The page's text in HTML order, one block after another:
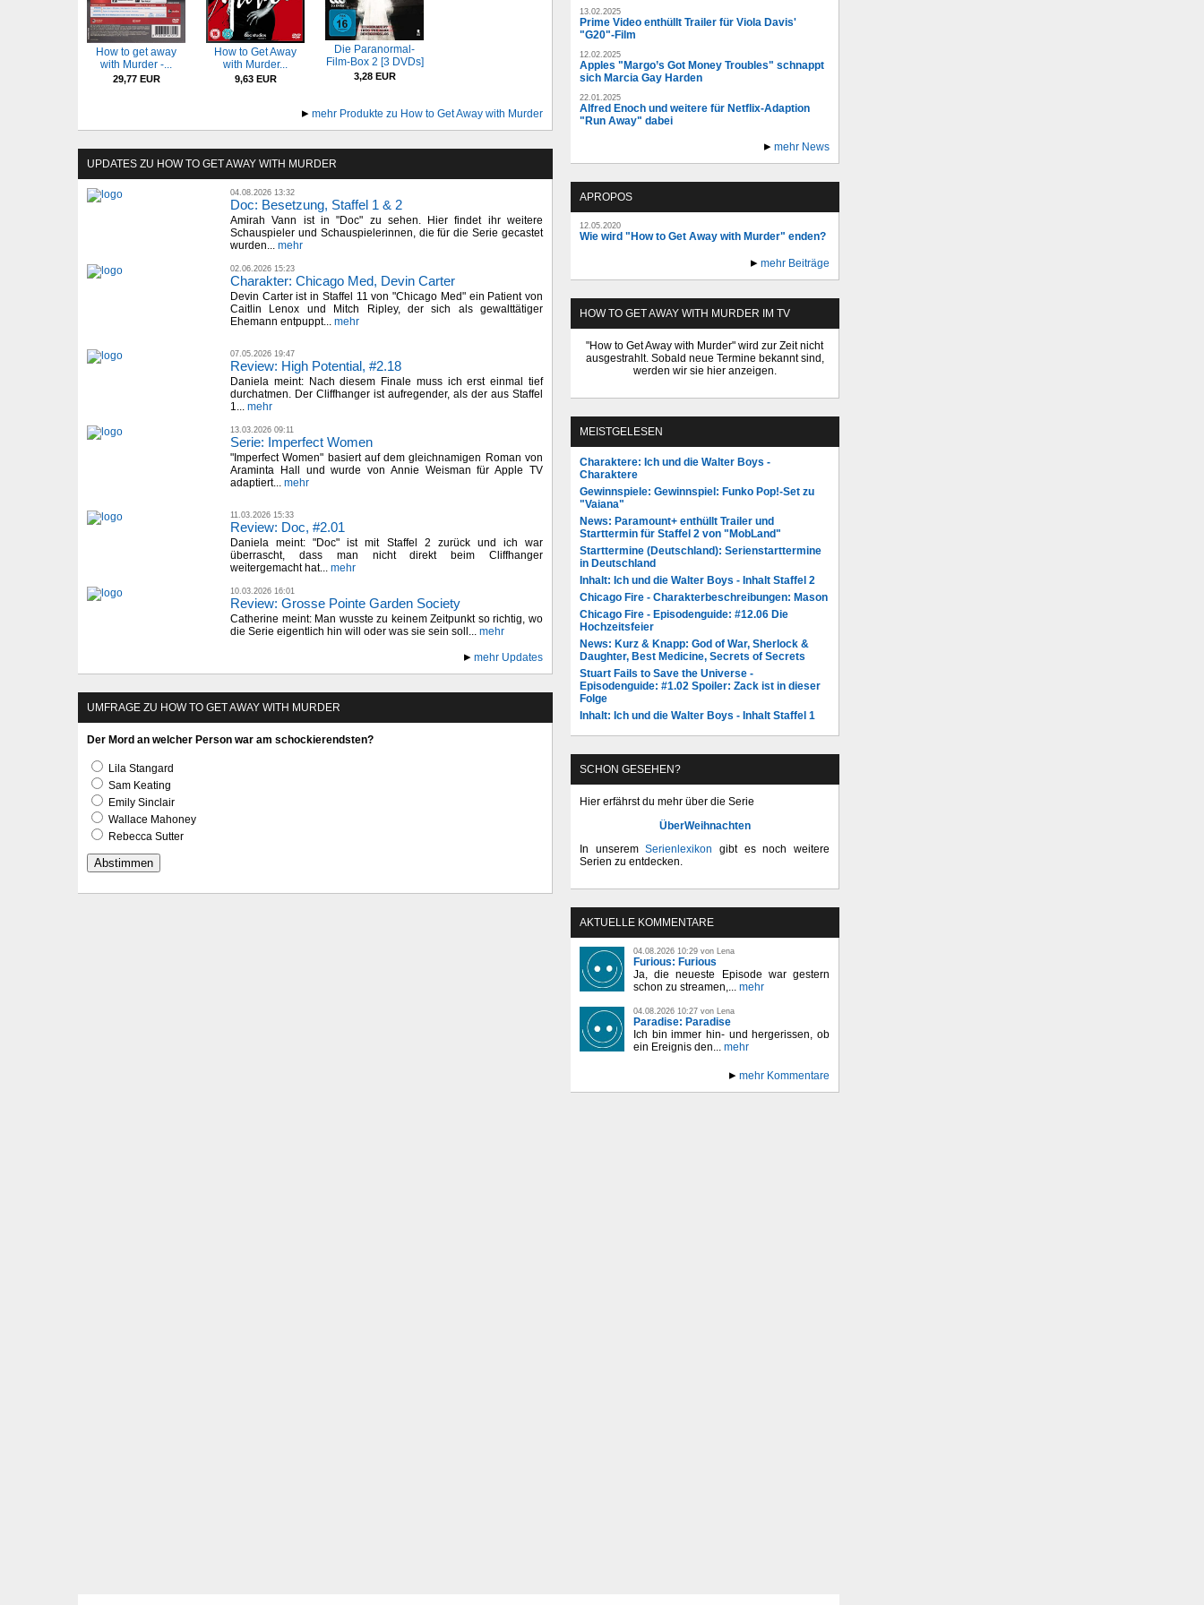
How to get away
with Murder -...
29,77 EUR
How to Get Away
with Murder...
9,63 EUR
Die Paranormal-
Film-Box 2 [3 DVDs]
3,28 EUR
mehr Produkte zu How to Get Away with Murder
UPDATES ZU HOW TO GET AWAY WITH MURDER
04.08.2026 13:32
Doc: Besetzung, Staffel 1 & 2
Amirah Vann ist in "Doc" zu sehen. Hier findet ihr weitere
Schauspieler und Schauspielerinnen, die für die Serie gecastet
wurden... mehr
02.06.2026 15:23
Charakter: Chicago Med, Devin Carter
Devin Carter ist in Staffel 11 von "Chicago Med" ein Patient von
Caitlin Lenox und Mitch Ripley, der sich als gewalttätiger
Ehemann entpuppt... mehr
07.05.2026 19:47
Review: High Potential, #2.18
Daniela meint: Nach diesem Finale muss ich erst einmal tief
durchatmen. Der Cliffhanger ist aufregender, als der aus Staffel
1... mehr
13.03.2026 09:11
Serie: Imperfect Women
"Imperfect Women" basiert auf dem gleichnamigen Roman von
Araminta Hall und wurde von Annie Weisman für Apple TV
adaptiert... mehr
11.03.2026 15:33
Review: Doc, #2.01
Daniela meint: "Doc" ist mit Staffel 2 zurück und ich war
überrascht, dass man nicht direkt beim Cliffhanger
weitergemacht hat... mehr
10.03.2026 16:01
Review: Grosse Pointe Garden Society
Catherine meint: Man wusste zu keinem Zeitpunkt so richtig, wo
die Serie eigentlich hin will oder was sie sein soll... mehr
mehr Updates
UMFRAGE ZU HOW TO GET AWAY WITH MURDER
Der Mord an welcher Person war am schockierendsten?
Lila Stangard
Sam Keating
Emily Sinclair
Wallace Mahoney
Rebecca Sutter
13.02.2025
Prime Video enthüllt Trailer für Viola Davis'
"G20"-Film
12.02.2025
Apples "Margo’s Got Money Troubles" schnappt
sich Marcia Gay Harden
22.01.2025
Alfred Enoch und weitere für Netflix-Adaption
"Run Away" dabei
mehr News
APROPOS
12.05.2020
Wie wird "How to Get Away with Murder" enden?
mehr Beiträge
HOW TO GET AWAY WITH MURDER IM TV
"How to Get Away with Murder" wird zur Zeit nicht
ausgestrahlt. Sobald neue Termine bekannt sind,
werden wir sie hier anzeigen.
MEISTGELESEN
Charaktere: Ich und die Walter Boys -
Charaktere
Gewinnspiele: Gewinnspiel: Funko Pop!-Set zu
"Vaiana"
News: Paramount+ enthüllt Trailer und
Starttermin für Staffel 2 von "MobLand"
Starttermine (Deutschland): Serienstarttermine
in Deutschland
Inhalt: Ich und die Walter Boys - Inhalt Staffel 2
Chicago Fire - Charakterbeschreibungen: Mason
Chicago Fire - Episodenguide: #12.06 Die
Hochzeitsfeier
News: Kurz & Knapp: God of War, Sherlock &
Daughter, Best Medicine, Secrets of Secrets
Stuart Fails to Save the Universe -
Episodenguide: #1.02 Spoiler: Zack ist in dieser
Folge
Inhalt: Ich und die Walter Boys - Inhalt Staffel 1
SCHON GESEHEN?
Hier erfährst du mehr über die Serie
ÜberWeihnachten
In unseremSerienlexikon gibt es noch weitere
Serien zu entdecken.
AKTUELLE KOMMENTARE
04.08.2026 10:29 von Lena
Furious: Furious
Ja, die neueste Episode war gestern
schon zu streamen,...
mehr
04.08.2026 10:27 von Lena
Paradise: Paradise
Ich bin immer hin- und hergerissen, ob
ein Ereignis den...
mehr
mehr Kommentare